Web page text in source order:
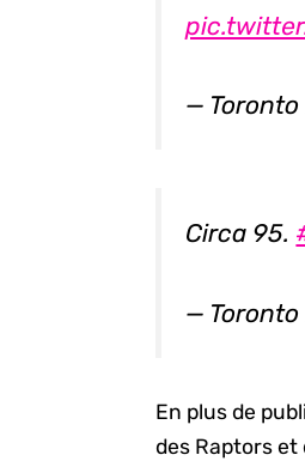
— Toronto
Circa 95.
— Toronto
En plus de
des Raptors et